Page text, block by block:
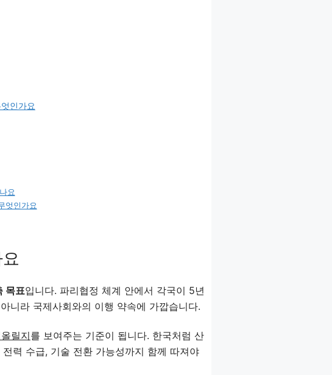
인가요
요
엇인가요
목표입니다. 파리협정 체계 안에서 각국이 5년
니라 국제사회와의 이행 약속에 가깝습니다.
릴지를 보여주는 기준이 됩니다. 한국처럼 산
력 수급, 기술 전환 가능성까지 함께 따져야